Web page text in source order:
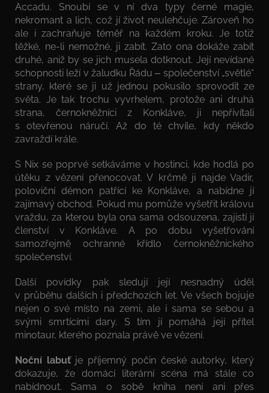
Accadu. Snoubí se v ní dva typy černé magie,
nekromant a lich, což jí život neulehčuje. Zároveň ho
ale i zachraňuje téměř na každém kroku. Je totiž
těžké, ne-li nemožné, ji zabít. Zato ona dokáže zabít
druhé, aniž by se jich musela dotknout. Její nevídané
schopnosti leží v žaludku Řádu ‒ společenství „světlé“
strany, které se ji už jednou pokusilo sprovodit ze
světa. Je tak trochu vyvrhelem, protože ani druhá
strana, černokněžníci z Konkláve, ji nepřivítali
s otevřenou náručí. Až do té chvíle, kdy někdo
zavraždí krále.
S Nix se poprvé setkáváme v hostinci, kde hodlá po
útěku z vězení přenocovat. V krčmě ji najde Vadir,
poloviční démon patřící ke Konkláve, a nabídne jí
zajímavý obchod. Pokud mu pomůže vyšetřit královu
vraždu, za kterou byla ona sama odsouzena, zajistí jí
členství v Konkláve. A po dobu vyšetřování
samozřejmě ochranné křídlo černokněžnického
společenství.
Další povídky pak sledují její nesnadný úděl
v průběhu dalších i předchozích let. Ve všech bojuje
nejen o své místo na zemi, ale i sama se sebou a
svými smrtícími dary. S tím jí pomáhá její přítel
minotaur, kterého poznala právě ve vězení.
Noční labuťje příjemný počin české autorky, který
dokazuje, že domácí literární scéna má stále co
nabídnout. Sama o sobě kniha není ani přes